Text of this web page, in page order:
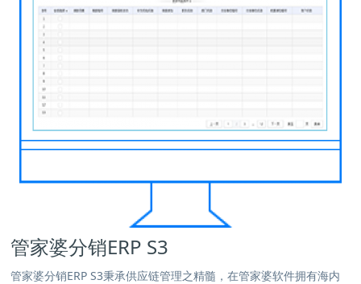
管家婆分销ERP S3
管家婆分销ERP S3秉承供应链管理之精髓，在管家婆软件拥有海内